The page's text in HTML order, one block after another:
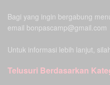
Bagi yang ingin bergabung
email bonpascamp@gmail.com
Untuk informasi lebih lanjut,
Telusuri Berdasarkan